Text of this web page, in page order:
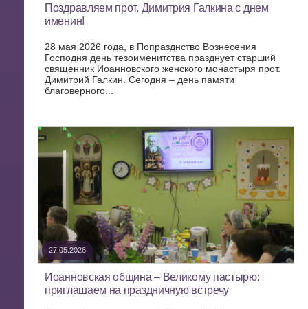
Поздравляем прот. Димитрия Галкина с днем
именин!
28 мая 2026 года, в Попразднство Вознесения
Господня день тезоименитства празднует старший
священник Иоанновского женского монастыря прот.
Димитрий Галкин. Сегодня – день памяти
благоверного...
27.05.2026
Иоанновская община – Великому пастырю:
приглашаем на праздничную встречу